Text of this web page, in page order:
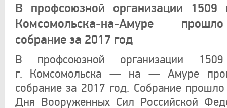
В профсоюзной организации
Комсомольска-на-Амуре
собрание за 2017 год
В профсоюзной организации
г. Комсомольска — на — Амуре
собрание за 2017 год. Собрание
Дня Вооруженных Сил Российской